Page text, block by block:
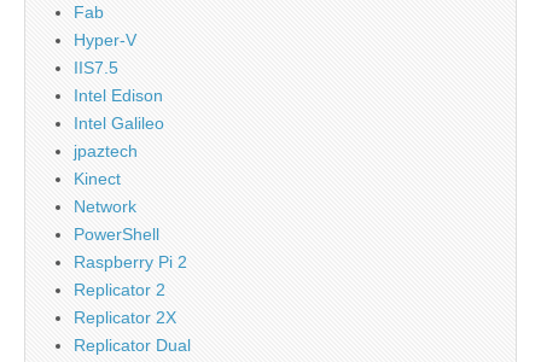
Fab
Hyper-V
IIS7.5
Intel Edison
Intel Galileo
jpaztech
Kinect
Network
PowerShell
Raspberry Pi 2
Replicator 2
Replicator 2X
Replicator Dual